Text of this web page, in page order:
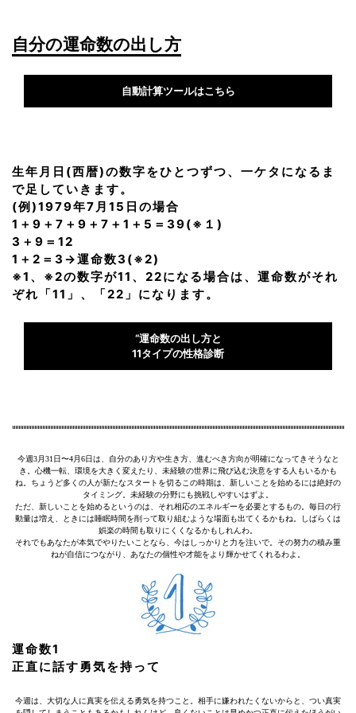
自分の運命数の出し方
自動計算ツールはこちら
生年月日(西暦)の数字をひとつずつ、一ケタになるま
で足していきます。
(例)1979年7月15日の場合
1＋9＋7＋9＋7＋1＋5＝39(※１)
3＋9＝12
1＋2＝3→運命数3(※2)
※1、※2の数字が11、22になる場合は、運命数がそれ
ぞれ「11」、「22」になります。
“運命数の出し方と
11タイプの性格診断
今週3月31日〜4月6日は、自分のあり方や生き方、進むべき方向が明確になってきそうなと
き。心機一転、環境を大きく変えたり、未経験の世界に飛び込む決意をする人もいるかも
ね。ちょうど多くの人が新たなスタートを切るこの時期は、新しいことを始めるには絶好の
タイミング。未経験の分野にも挑戦しやすいはずよ。
ただ、新しいことを始めるというのは、それ相応のエネルギーを必要とするもの。毎日の行
動量は増え、ときには睡眠時間を削って取り組むような場面も出てくるかもね。しばらくは
娯楽の時間も取りにくくなるかもしれんわ。
それでもあなたが本気でやりたいことなら、今はしっかりと力を注いで。その努力の積み重
ねが自信につながり、あなたの個性や才能をより輝かせてくれるわよ。
運命数1
正直に話す勇気を持って
今週は、大切な人に真実を伝える勇気を持つこと。相手に嫌われたくないからと、つい真実